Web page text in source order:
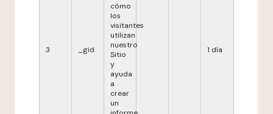
3 _gid
cómo
los
visitantes
utilizan
nuestro
Sitio
y
ayuda
a
crear
un
1 día